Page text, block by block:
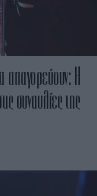
απαγορεύουν: Η
συναυλίες της